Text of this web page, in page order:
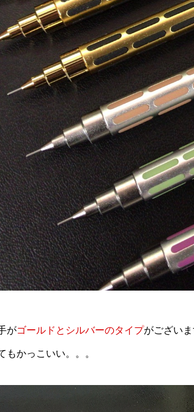
がゴールドとシルバーのタイプがございま
もかっこいい。。。